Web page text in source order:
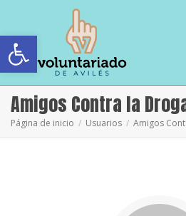
Abrir barra de herramientas
Amigos Contra la
Página de inicio Usuarios Amigos